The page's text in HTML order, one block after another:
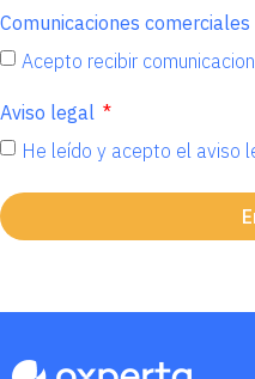
Comunicaciones comerciales
Acepto recibir
Aviso legal
He leído y acepto el aviso